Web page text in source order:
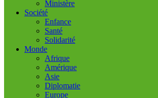
Ministère
Société
Enfance
Santé
Solidarité
Monde
Afrique
Amérique
Asie
Diplomatie
Europe